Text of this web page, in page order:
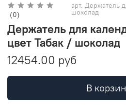
(0)
арт. Держатель
шоколад
Держатель для
цвет Табак / шоколад
12454.00 руб
В